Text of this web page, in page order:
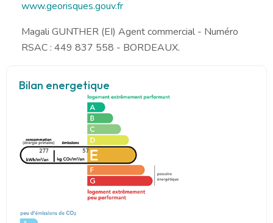
www.georisques.gouv.fr
Magali GUNTHER (EI) Agent commercial - Numéro
RSAC : 449 837 558 - BORDEAUX.
Bilan energetique
277 57